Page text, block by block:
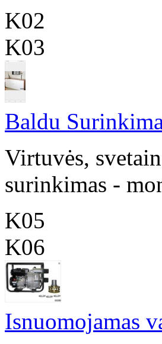
K02
K03
Baldu
Virtuvės,
surinkimas -
K05
K06
Isnuomojamas